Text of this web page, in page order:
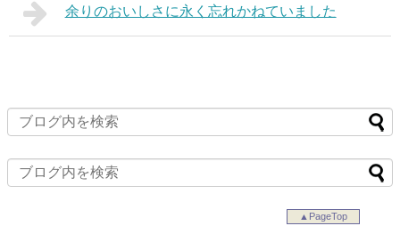
余りのおいしさに永く忘れかねていました
▲PageTop